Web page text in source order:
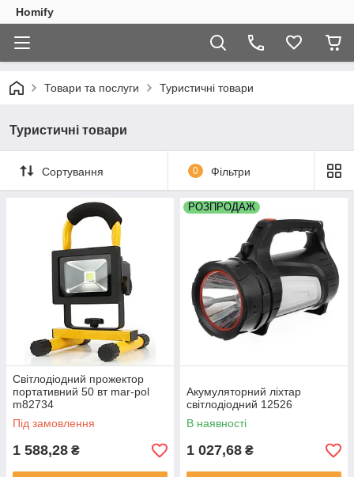
Homify
Товари та послуги Туристичні товари
Туристичні товари
Сортування 0 Фільтри
Світлодіодний прожектор
портативний 50 вт mar-pol
m82734
Під замовлення
1 588,28 ₴
РОЗПРОДАЖ
Акумуляторний ліхтар
світлодіодний 12526
В наявності
1 027,68 ₴